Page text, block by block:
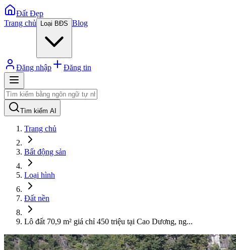
Đất Đẹp
Trang chủ
Loại BĐS Blog
Đăng nhập Đăng tin
Tìm kiếm AI
Trang chủ
Bất động sản
Loại hình
Đất nền
Lô đất 70,9 m² giá chỉ 450 triệu tại Cao Dương, ng...